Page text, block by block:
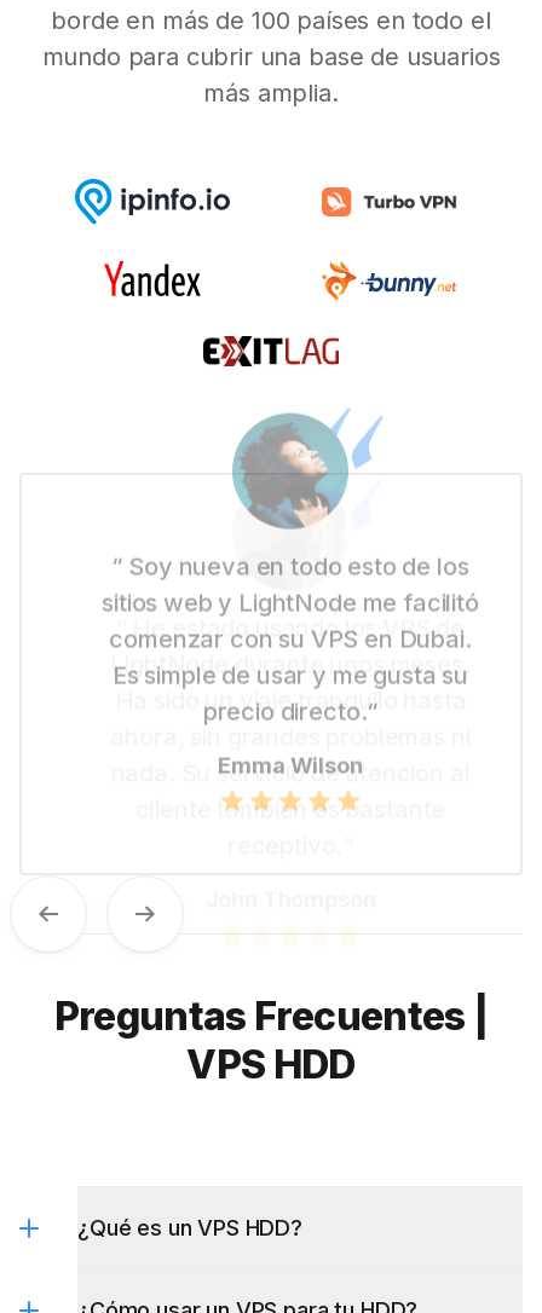
borde en más de 100 países en todo el
mundo para cubrir una base de usuarios
más amplia.
“ Soy nueva en todo esto de los
sitios web y LightNode me facilitó
comenzar con su VPS en Dubai.
Es simple de usar y me gusta su
Emma Wilson
Previous Next
Preguntas Frecuentes |
VPS HDD
¿Qué es un VPS HDD?